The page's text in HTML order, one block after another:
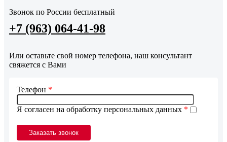
Звонок по России бесплатный
+7 (963) 064-41-98
Или оставьте свой номер телефона, наш консультант
свяжется с Вами
Я согласен на обработку персональных данных *
Телефон *